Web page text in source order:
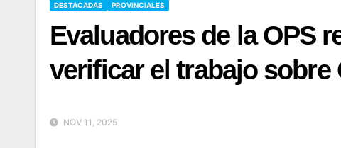
DESTACADAS PROVINCIALES
Evaluadores de la OPS
verificar el trabajo sobre
NOV 11, 2025